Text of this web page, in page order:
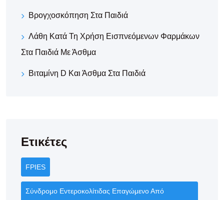
Βρογχοσκόπηση Στα Παιδιά
Λάθη Κατά Τη Χρήση Εισπνεόμενων Φαρμάκων
Στα Παιδιά Με Άσθμα
Βιταμίνη D Και Άσθμα Στα Παιδιά
Ετικέτες
FPIES
Σύνδρομο Εντεροκολίτιδας Επαγώμενο Από